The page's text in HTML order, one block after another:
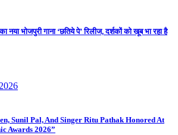
नया भोजपुरी गाना ‘छतिये पे’ रिलीज, दर्शकों को खूब भा रहा है
Sunil Pal, And Singer Ritu Pathak Honored At
Awards 2026”